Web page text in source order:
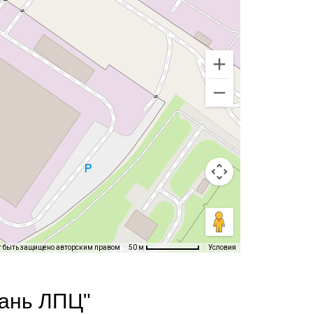
быть защищено авторским правом 50 м Условия
ЛПЦ"